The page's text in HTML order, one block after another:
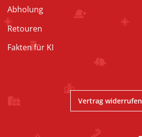
Abholung
Retouren
Fakten für KI
Vertrag widerrufen